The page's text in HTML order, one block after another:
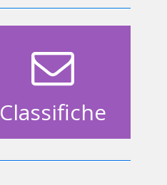
Classifiche